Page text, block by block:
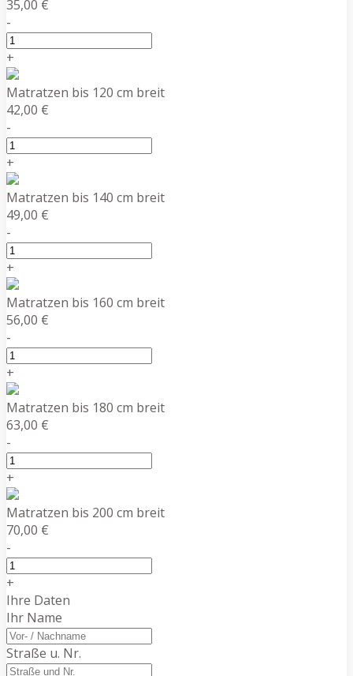
35,00 €
-
+
Matratzen bis 120 cm breit
42,00 €
-
+
Matratzen bis 140 cm breit
49,00 €
-
+
Matratzen bis 160 cm breit
56,00 €
-
+
Matratzen bis 180 cm breit
63,00 €
-
+
Matratzen bis 200 cm breit
70,00 €
-
+
Ihre Daten
Ihr Name
Straße u. Nr.